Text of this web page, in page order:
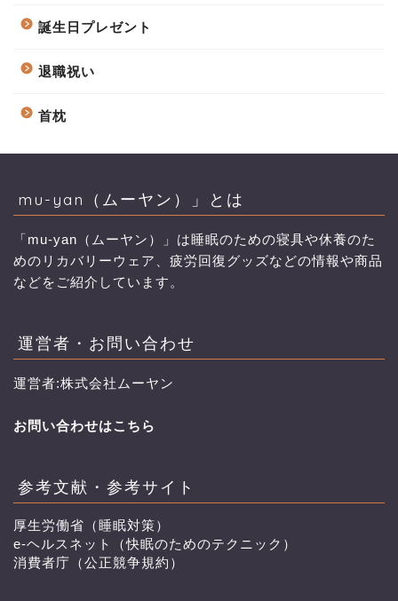
誕生日プレゼント
退職祝い
首枕
mu-yan（ムーヤン）」とは
「mu-yan（ムーヤン）」は睡眠のための寝具や休養のた
めのリカバリーウェア、疲労回復グッズなどの情報や商品
などをご紹介しています。
運営者・お問い合わせ
運営者:株式会社ムーヤン
お問い合わせはこちら
参考文献・参考サイト
厚生労働省（睡眠対策）
e-ヘルスネット（快眠のためのテクニック）
消費者庁（公正競争規約）